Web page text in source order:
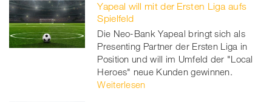
Yapeal will mit der Ersten Liga aufs
Spielfeld
Die Neo-Bank Yapeal bringt sich als
Presenting Partner der Ersten Liga in
Position und will im Umfeld der "Local
Heroes" neue Kunden gewinnen.
Weiterlesen